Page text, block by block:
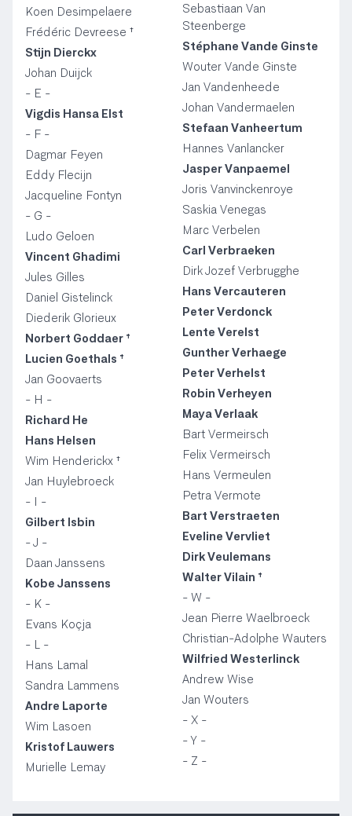
Koen Desimpelaere
Frédéric Devreese †
Stijn Dierckx
Johan Duijck
- E -
Vigdis Hansa Elst
- F -
Dagmar Feyen
Eddy Flecijn
Jacqueline Fontyn
- G -
Ludo Geloen
Vincent Ghadimi
Jules Gilles
Daniel Gistelinck
Diederik Glorieux
Norbert Goddaer †
Lucien Goethals †
Jan Goovaerts
- H -
Richard He
Hans Helsen
Wim Henderickx †
Jan Huylebroeck
- I -
Gilbert Isbin
- J -
Daan Janssens
Kobe Janssens
- K -
Evans Koçja
- L -
Hans Lamal
Sandra Lammens
Andre Laporte
Wim Lasoen
Kristof Lauwers
Murielle Lemay
Sebastiaan Van
Steenberge
Stéphane Vande Ginste
Wouter Vande Ginste
Jan Vandenheede
Johan Vandermaelen
Stefaan Vanheertum
Hannes Vanlancker
Jasper Vanpaemel
Joris Vanvinckenroye
Saskia Venegas
Marc Verbelen
Carl Verbraeken
Dirk Jozef Verbrugghe
Hans Vercauteren
Peter Verdonck
Lente Verelst
Gunther Verhaege
Peter Verhelst
Robin Verheyen
Maya Verlaak
Bart Vermeirsch
Felix Vermeirsch
Hans Vermeulen
Petra Vermote
Bart Verstraeten
Eveline Vervliet
Dirk Veulemans
Walter Vilain †
- W -
Jean Pierre Waelbroeck
Christian-Adolphe Wauters
Wilfried Westerlinck
Andrew Wise
Jan Wouters
- X -
- Y -
- Z -